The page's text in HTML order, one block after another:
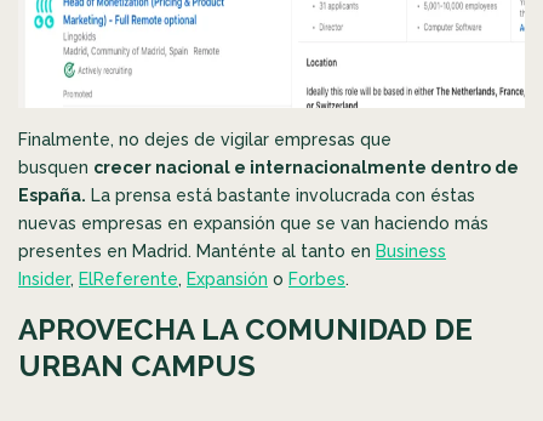
Finalmente, no dejes de vigilar empresas que
busquen crecer nacional e internacionalmente dentro de
España. La prensa está bastante involucrada con éstas
nuevas empresas en expansión que se van haciendo más
presentes en Madrid. Manténte al tanto en Business
Insider, ElReferente, Expansión o Forbes.
APROVECHA LA COMUNIDAD DE
URBAN CAMPUS